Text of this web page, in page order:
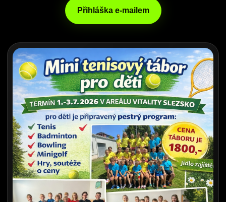
Přihláška e-mailem